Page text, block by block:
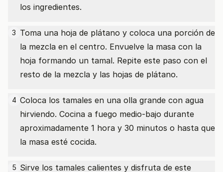
los ingredientes.
3 Toma una hoja de plátano y coloca una porción de
la mezcla en el centro. Envuelve la masa con la
hoja formando un tamal. Repite este paso con el
resto de la mezcla y las hojas de plátano.
4 Coloca los tamales en una olla grande con agua
hirviendo. Cocina a fuego medio-bajo durante
aproximadamente 1 hora y 30 minutos o hasta que
la masa esté cocida.
5 Sirve los tamales calientes y disfruta de este